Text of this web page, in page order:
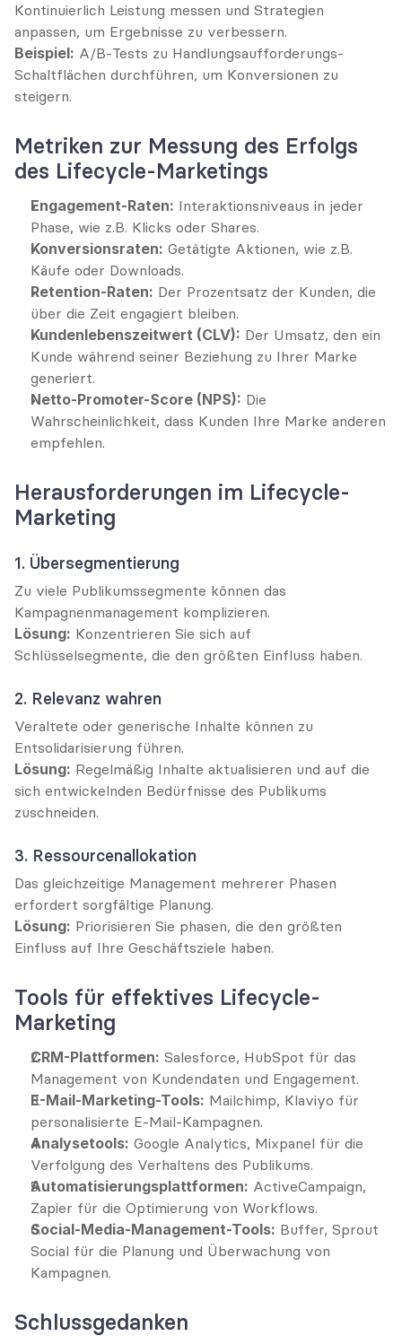
Kontinuierlich Leistung messen und Strategien
anpassen, um Ergebnisse zu verbessern.
Beispiel: A/B-Tests zu Handlungsaufforderungs-
Schaltflächen durchführen, um Konversionen zu
steigern.
Metriken zur Messung des Erfolgs
des Lifecycle-Marketings
Engagement-Raten: Interaktionsniveaus in jeder
Phase, wie z.B. Klicks oder Shares.
Konversionsraten: Getätigte Aktionen, wie z.B.
Käufe oder Downloads.
Retention-Raten: Der Prozentsatz der Kunden, die
über die Zeit engagiert bleiben.
Kundenlebenszeitwert (CLV): Der Umsatz, den ein
Kunde während seiner Beziehung zu Ihrer Marke
generiert.
Netto-Promoter-Score (NPS): Die
Wahrscheinlichkeit, dass Kunden Ihre Marke anderen
empfehlen.
Herausforderungen im Lifecycle-
Marketing
1. Übersegmentierung
Zu viele Publikumssegmente können das
Kampagnenmanagement komplizieren.
Lösung: Konzentrieren Sie sich auf
Schlüsselsegmente, die den größten Einfluss haben.
2. Relevanz wahren
Veraltete oder generische Inhalte können zu
Entsolidarisierung führen.
Lösung: Regelmäßig Inhalte aktualisieren und auf die
sich entwickelnden Bedürfnisse des Publikums
zuschneiden.
3. Ressourcenallokation
Das gleichzeitige Management mehrerer Phasen
erfordert sorgfältige Planung.
Lösung: Priorisieren Sie phasen, die den größten
Einfluss auf Ihre Geschäftsziele haben.
Tools für effektives Lifecycle-
Marketing
CRM-Plattformen: Salesforce, HubSpot für das
Management von Kundendaten und Engagement.
E-Mail-Marketing-Tools: Mailchimp, Klaviyo für
personalisierte E-Mail-Kampagnen.
Analysetools: Google Analytics, Mixpanel für die
Verfolgung des Verhaltens des Publikums.
Automatisierungsplattformen: ActiveCampaign,
Zapier für die Optimierung von Workflows.
Social-Media-Management-Tools: Buffer, Sprout
Social für die Planung und Überwachung von
Kampagnen.
Schlussgedanken